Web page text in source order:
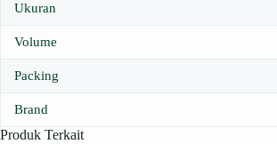
Ukuran
Volume
Packing
Brand
Produk Terkait